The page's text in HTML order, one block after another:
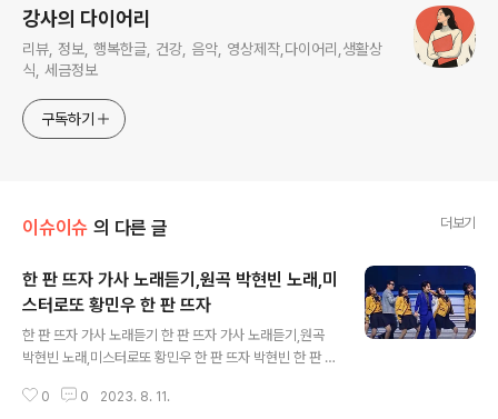
강사의 다이어리
리뷰, 정보, 행복한글, 건강, 음악, 영상제작,다이어리,생활상
식, 세금정보
구독하기
이슈이슈 의 다른 글 더보기
한 판 뜨자 가사 노래듣기,원곡 박현빈 노래,미
스터로또 황민우 한 판 뜨자
한 판 뜨자 가사 노래듣기 한 판 뜨자 가사 노래듣기,원곡
박현빈 노래,미스터로또 황민우 한 판 뜨자 박현빈 한 판 뜨
이꺼 위풍당당 골인/찐 찐하게 딱! 한 판 뜨자/빈틈없이 어
0 0 2023. 8. 11.